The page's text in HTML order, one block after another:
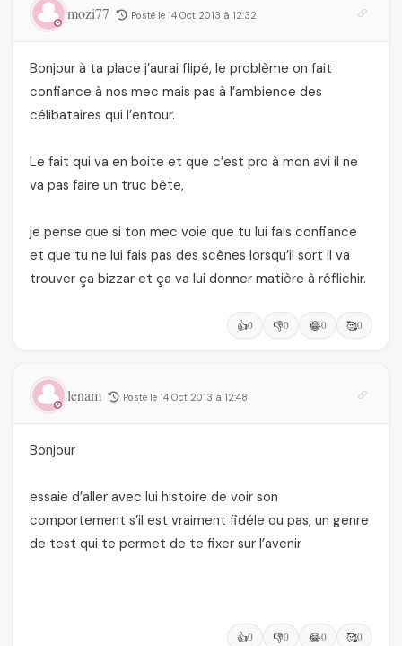
mozi77 Posté le 14 Oct 2013 à 12:32
Bonjour à ta place j’aurai flipé, le problème on fait
confiance à nos mec mais pas à l’ambience des
célibataires qui l’entour.
Le fait qui va en boite et que c’est pro à mon avi il ne
va pas faire un truc bête,
je pense que si ton mec voie que tu lui fais confiance
et que tu ne lui fais pas des scènes lorsqu’il sort il va
trouver ça bizzar et ça va lui donner matière à réflichir.
👍0 👎0 😂0 🥰0
lenam Posté le 14 Oct 2013 à 12:48
Bonjour
essaie d’aller avec lui histoire de voir son
comportement s’il est vraiment fidéle ou pas, un genre
de test qui te permet de te fixer sur l’avenir
👍0 👎0 😂0 🥰0